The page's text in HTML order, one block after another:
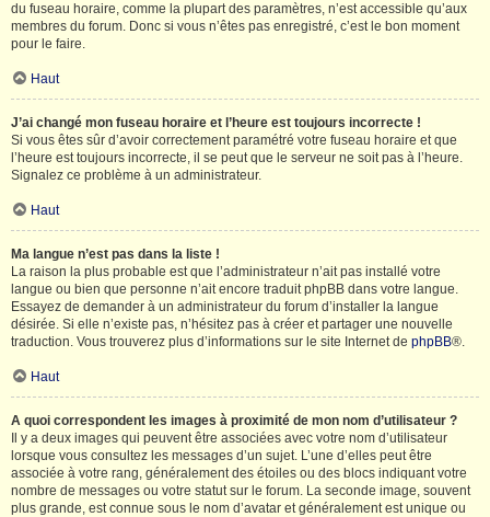
du fuseau horaire, comme la plupart des paramètres, n’est accessible qu’aux
membres du forum. Donc si vous n’êtes pas enregistré, c’est le bon moment
pour le faire.
Haut
J’ai changé mon fuseau horaire et l’heure est toujours incorrecte !
Si vous êtes sûr d’avoir correctement paramétré votre fuseau horaire et que
l’heure est toujours incorrecte, il se peut que le serveur ne soit pas à l’heure.
Signalez ce problème à un administrateur.
Haut
Ma langue n’est pas dans la liste !
La raison la plus probable est que l’administrateur n’ait pas installé votre
langue ou bien que personne n’ait encore traduit phpBB dans votre langue.
Essayez de demander à un administrateur du forum d’installer la langue
désirée. Si elle n’existe pas, n’hésitez pas à créer et partager une nouvelle
traduction. Vous trouverez plus d’informations sur le site Internet de phpBB®.
Haut
A quoi correspondent les images à proximité de mon nom d’utilisateur ?
Il y a deux images qui peuvent être associées avec votre nom d’utilisateur
lorsque vous consultez les messages d’un sujet. L’une d’elles peut être
associée à votre rang, généralement des étoiles ou des blocs indiquant votre
nombre de messages ou votre statut sur le forum. La seconde image, souvent
plus grande, est connue sous le nom d’avatar et généralement est unique ou